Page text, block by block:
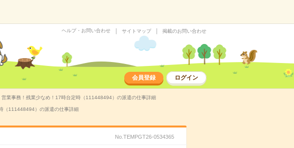
ヘルプ・お問い合わせ サイトマップ 掲載のお問い合わせ
会員登録 ログイン
営業事務！残業少なめ！17時台定時（111448494）の派遣の仕事詳細
（111448494）の派遣の仕事詳細
No.TEMPGT26-0534365